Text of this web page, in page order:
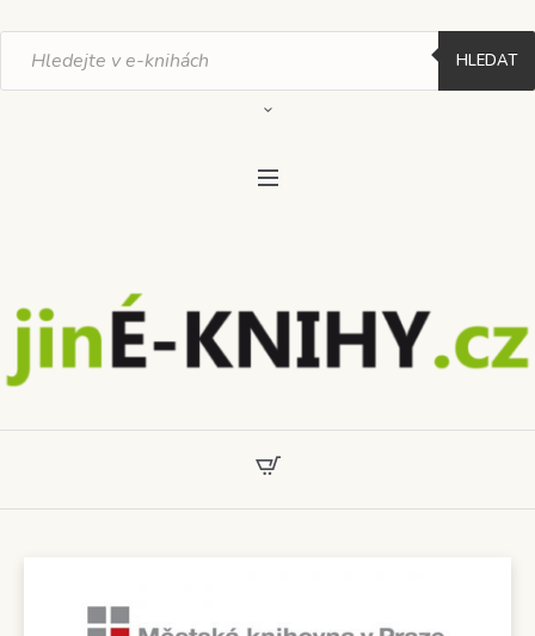
Products
search HLEDAT